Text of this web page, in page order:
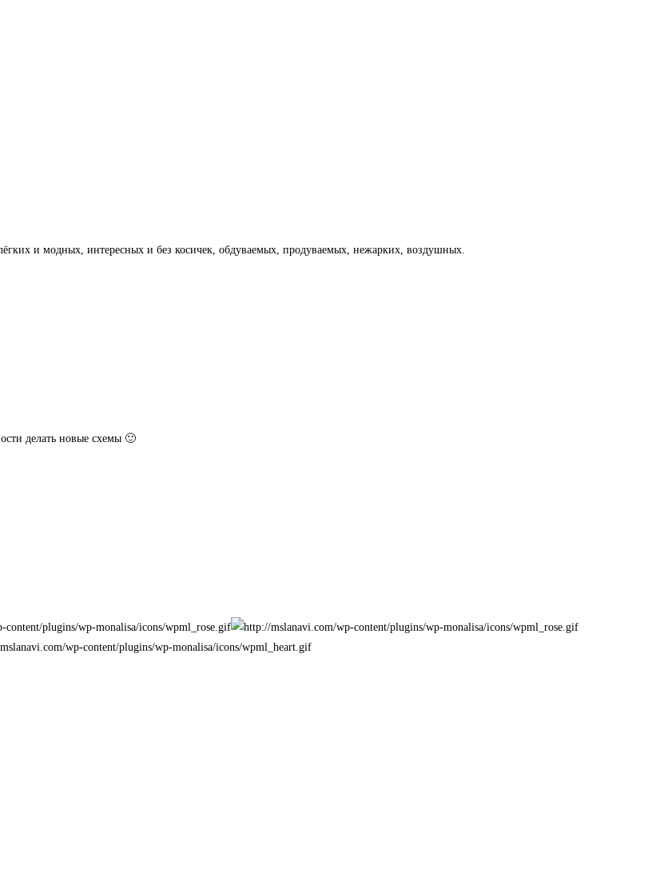
и модных, интересных и без косичек, обдуваемых, продуваемых, нежарких, воздушных.
делать новые схемы 🙂